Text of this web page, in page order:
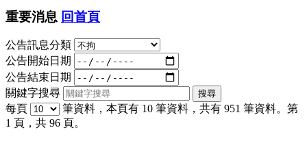
重要消息 回首頁
公告訊息分類
公告開始日期
公告結束日期
關鍵字搜尋
每頁
筆資料，本頁有 10 筆資料，共有 951 筆資料。第
1 頁，共 96 頁。